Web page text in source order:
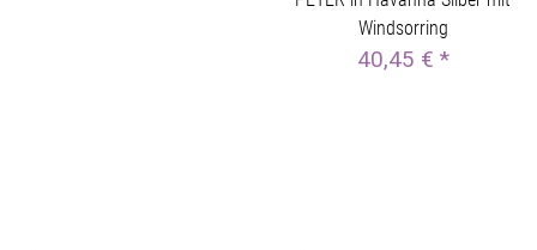
Windsorring
40,45 € *